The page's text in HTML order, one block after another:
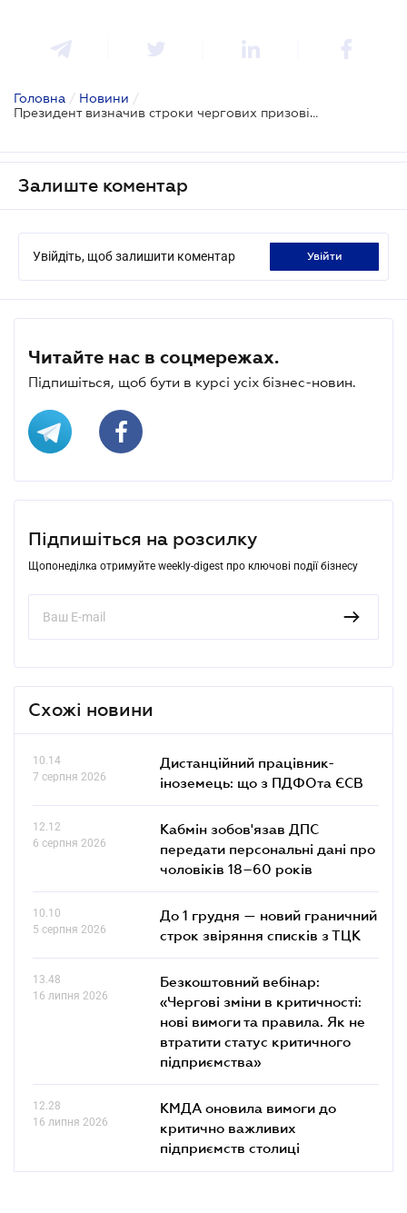
Головна / Новини /
Президент визначив строки чергових призовів в армію
Залиште коментар
Увійдіть, щоб залишити коментар увійти
Читайте нас в соцмережах.
Підпишіться, щоб бути в курсі усіх бізнес-новин.
Підпишіться на розсилку
Щопонеділка отримуйте weekly-digest про ключові події бізнесу
Схожі новини
10.14
7 серпня 2026
Дистанційний працівник-
іноземець: що з ПДФОта ЄСВ
12.12
6 серпня 2026
Кабмін зобов'язав ДПС
передати персональні дані про
чоловіків 18–60 років
10.10
5 серпня 2026
До 1 грудня — новий граничний
строк звіряння списків з ТЦК
13.48
16 липня 2026
Безкоштовний вебінар:
«Чергові зміни в критичності:
нові вимоги та правила. Як не
втратити статус критичного
підприємства»
12.28
16 липня 2026
КМДА оновила вимоги до
критично важливих
підприємств столиці